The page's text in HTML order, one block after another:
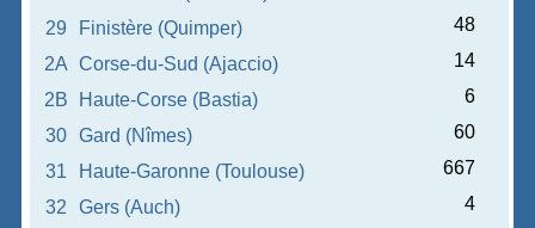
29
Finistère (Quimper)
48
2A Corse-du-Sud (Ajaccio)
14
2B
Haute-Corse (Bastia)
6
30
Gard (Nîmes)
60
31
Haute-Garonne (Toulouse)
667
32
Gers (Auch)
4